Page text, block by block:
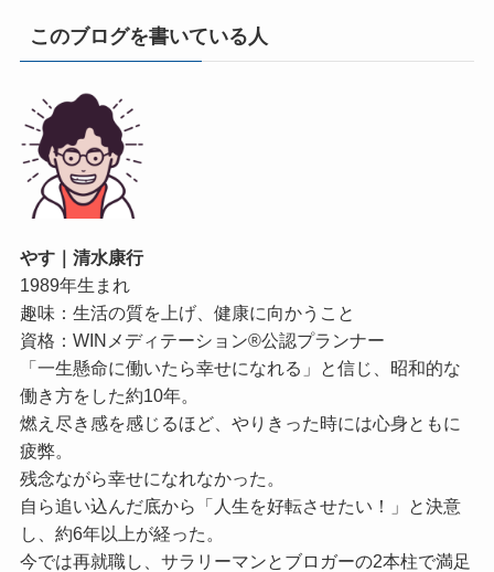
このブログを書いている人
やす｜清水康行
1989年生まれ
趣味：生活の質を上げ、健康に向かうこと
資格：WINメディテーション®公認プランナー
「一生懸命に働いたら幸せになれる」と信じ、昭和的な
働き方をした約10年。
燃え尽き感を感じるほど、やりきった時には心身ともに
疲弊。
残念ながら幸せになれなかった。
自ら追い込んだ底から「人生を好転させたい！」と決意
し、約6年以上が経った。
今では再就職し、サラリーマンとブロガーの2本柱で満足